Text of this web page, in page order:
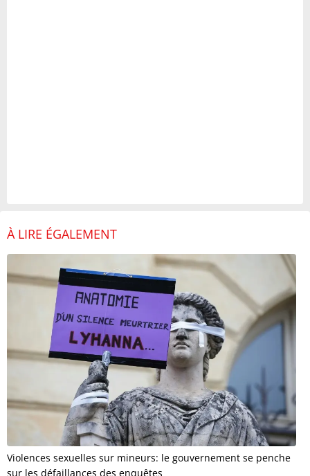
À LIRE ÉGALEMENT
Violences sexuelles sur mineurs: le gouvernement se penche
sur les défaillances des enquêtes